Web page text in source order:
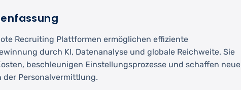
Recruiting Plattformen ermöglichen effiziente
durch KI, Datenanalyse und globale Reichweite. Sie
beschleunigen Einstellungsprozesse und schaffen neue
der Personalvermittlung.